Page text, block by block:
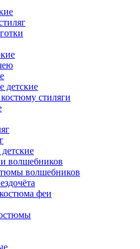
детские
стиляги
волшебников
волшебников
феи